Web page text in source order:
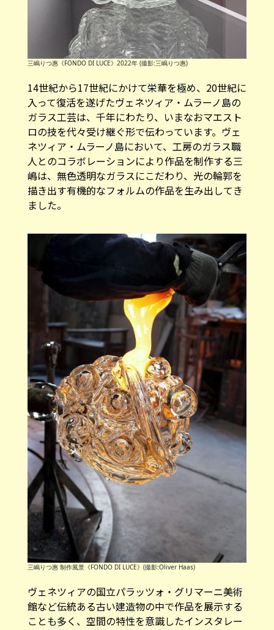
三嶋りつ惠《FONDO DI LUCE》2022年 (撮影:三嶋りつ惠)
14世紀から17世紀にかけて栄華を極め、20世紀に
入って復活を遂げたヴェネツィア・ムラーノ島の
ガラス工芸は、千年にわたり、いまなおマエスト
ロの技を代々受け継ぐ形で伝わっています。ヴェ
ネツィア・ムラーノ島において、工房のガラス職
人とのコラボレーションにより作品を制作する三
嶋は、無色透明なガラスにこだわり、光の輪郭を
描き出す有機的なフォルムの作品を生み出してき
ました。
三嶋りつ惠 制作風景《FONDO DI LUCE》(撮影:Oliver Haas)
ヴェネツィアの国立パラッツォ・グリマーニ美術
館など伝統ある古い建造物の中で作品を展示する
ことも多く、空間の特性を意識したインスタレー